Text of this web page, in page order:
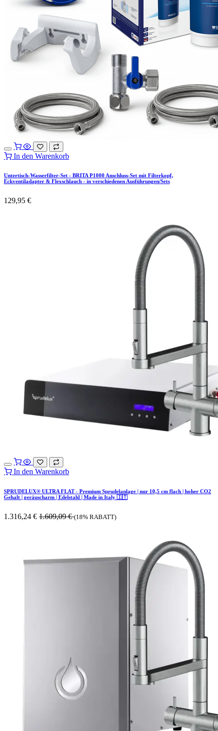
In den Warenkorb
Untertisch-Wasserfilter-Set - BRITA P1000 Anschluss-Set mit Filterkopf,
Eckventiladapter & Flexschlauch - in verschiedenen Ausführungen/Sets
129,95 €
In den Warenkorb
SPRUDELUX® ULTRA FLAT - Premium Sprudelanlage | nur 10,5 cm flach | hoher CO2
Gehalt | geräuscharm | Edelstahl | Made in Italy 🇮🇹
1.316,24 € 1.609,09€ (18% RABATT)